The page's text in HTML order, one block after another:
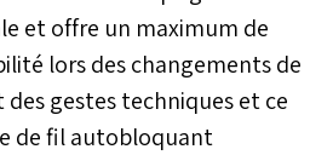
et offre un maximum de
lors des changements de
gestes techniques et ce
de fil autobloquant